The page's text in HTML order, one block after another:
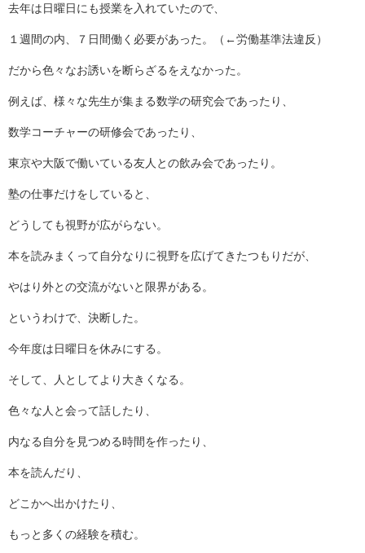
去年は日曜日にも授業を入れていたので、
１週間の内、７日間働く必要があった。（←労働基準法違反）
だから色々なお誘いを断らざるをえなかった。
例えば、様々な先生が集まる数学の研究会であったり、
数学コーチャーの研修会であったり、
東京や大阪で働いている友人との飲み会であったり。
塾の仕事だけをしていると、
どうしても視野が広がらない。
本を読みまくって自分なりに視野を広げてきたつもりだが、
やはり外との交流がないと限界がある。
というわけで、決断した。
今年度は日曜日を休みにする。
そして、人としてより大きくなる。
色々な人と会って話したり、
内なる自分を見つめる時間を作ったり、
本を読んだり、
どこかへ出かけたり、
もっと多くの経験を積む。